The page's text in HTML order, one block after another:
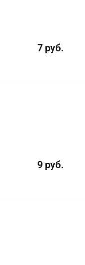
7 руб.
9 руб.